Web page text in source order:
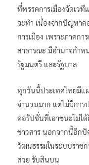
ที่พรรคการเมืองจัดเว
จะทำ เนื่องจากปัญหา
การเมือง เพราะภาคก
สาธารณะ มีอำนาจกำห
รัฐมนตรี และรัฐบาล
ทุกวันนี้ประเทศไทยมีแ
จำนวนมาก แต่ไม่มีการ
คอรัปชั่นที่เอาชนะไม่ไ
ข่าวสาร นอกจากนี้อีก
วัฒนธรรมในระบบราช
ส่วย รับสินบน